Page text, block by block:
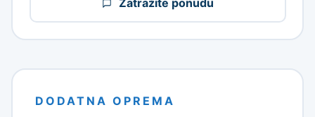
Zatražite ponudu
DODATNA OPREMA